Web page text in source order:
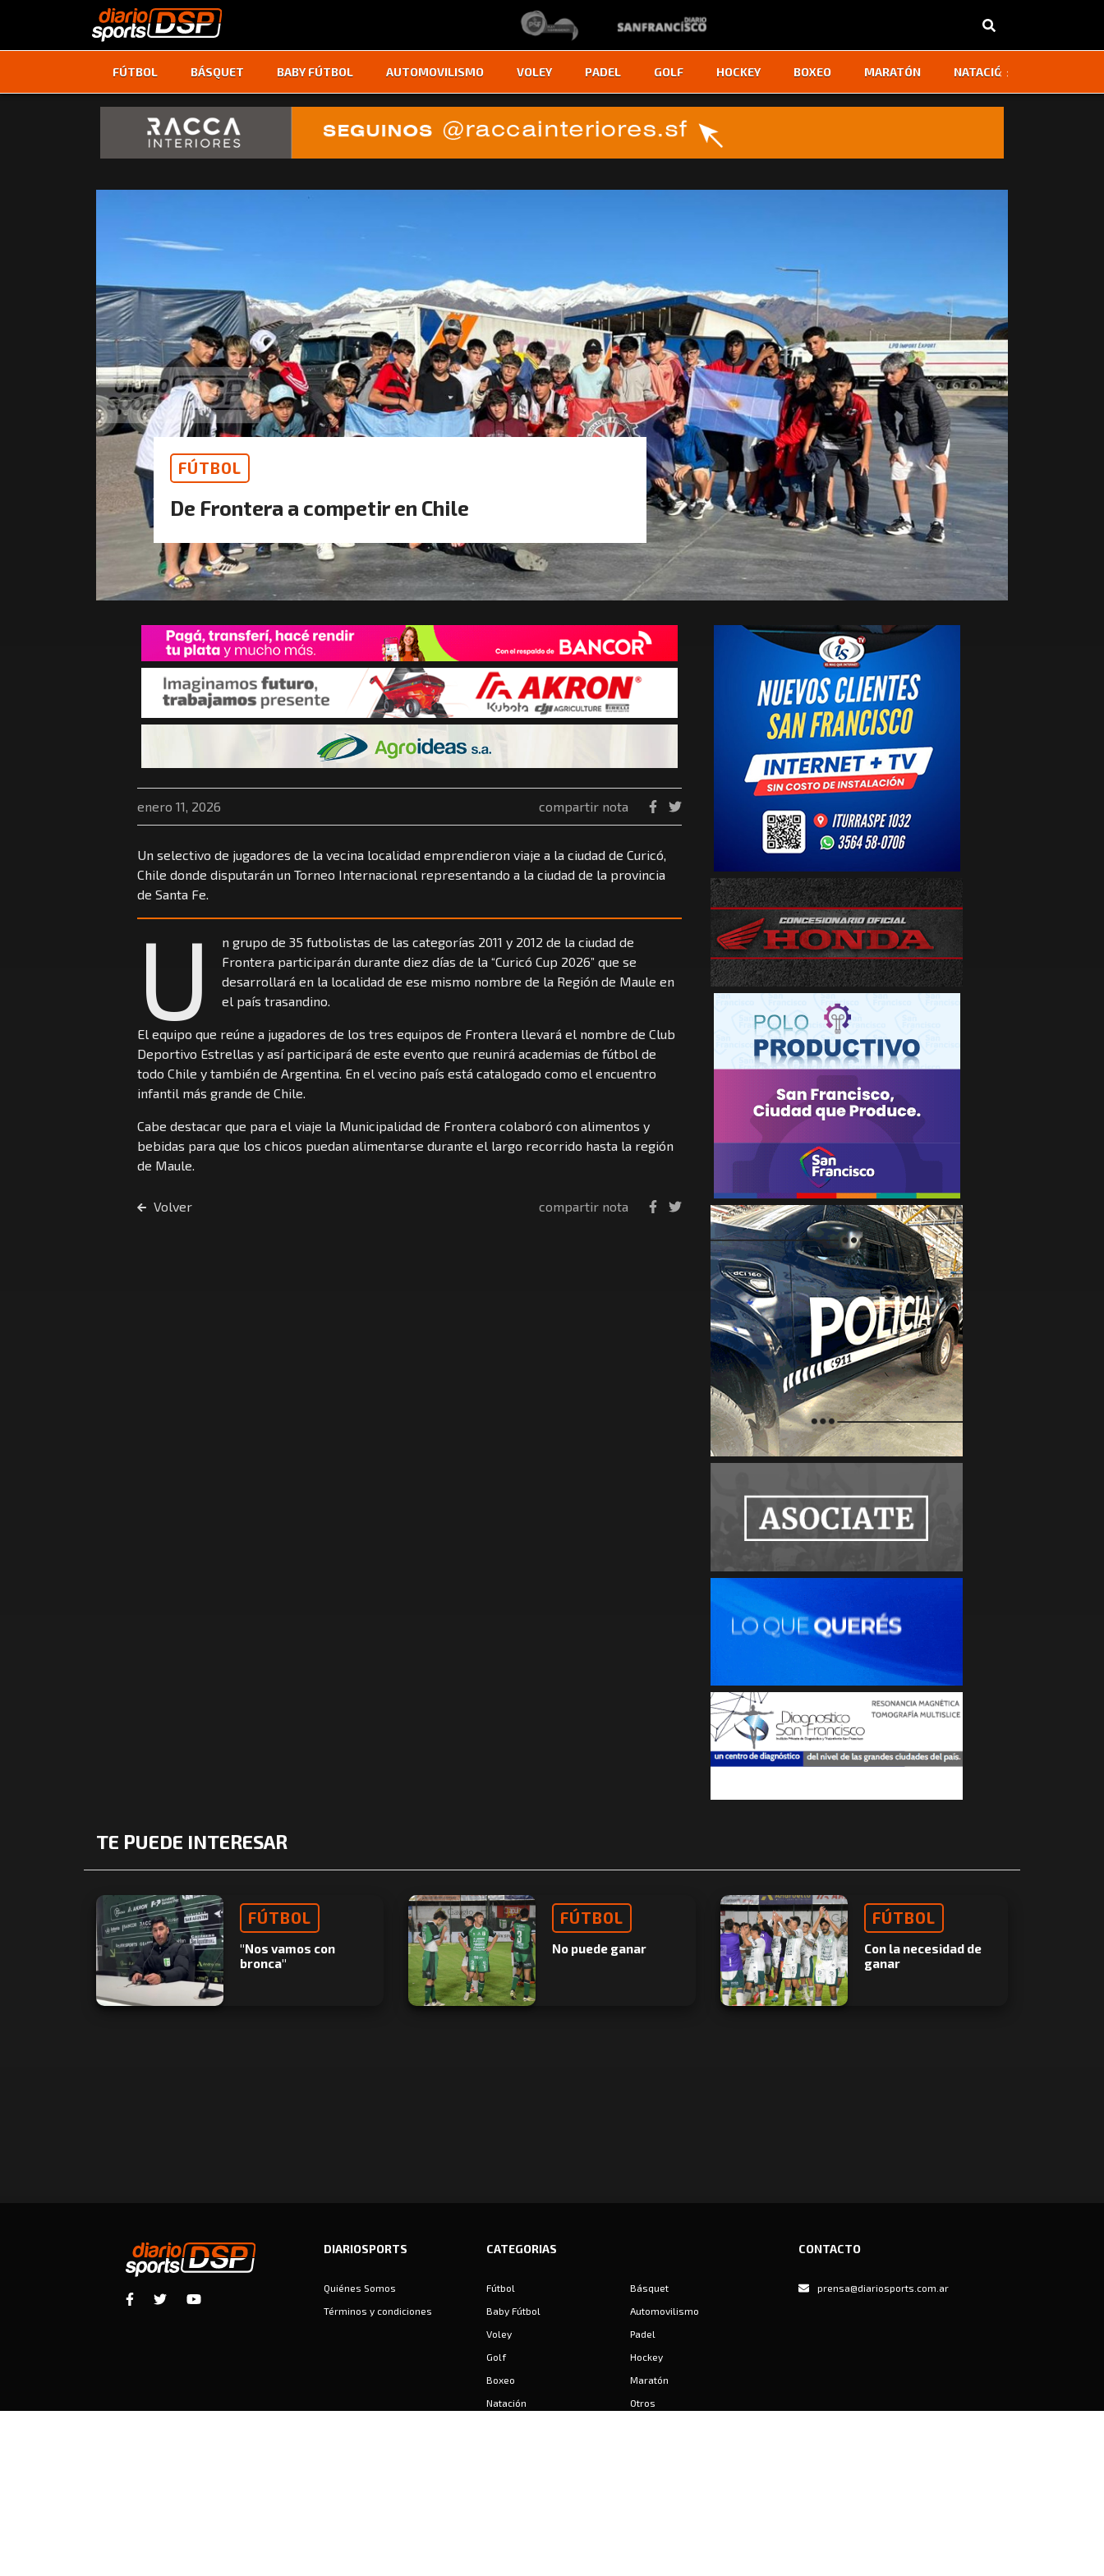
FÚTBOL BÁSQUET BABY FÚTBOL AUTOMOVILISMO VOLEY PADEL GOLF HOCKEY BOXEO MARATÓN NATACIÓN
‹ ›
FÚTBOL
De Frontera a competir en Chile
enero 11, 2026 compartir nota
Un selectivo de jugadores de la vecina localidad emprendieron viaje a la ciudad de Curicó,
Chile donde disputarán un Torneo Internacional representando a la ciudad de la provincia
de Santa Fe.
U
n grupo de 35 futbolistas de las categorías 2011 y 2012 de la ciudad de
Frontera participarán durante diez días de la “Curicó Cup 2026” que se
desarrollará en la localidad de ese mismo nombre de la Región de Maule en
el país trasandino.
El equipo que reúne a jugadores de los tres equipos de Frontera llevará el nombre de Club
Deportivo Estrellas y así participará de este evento que reunirá academias de fútbol de
todo Chile y también de Argentina. En el vecino país está catalogado como el encuentro
infantil más grande de Chile.
Cabe destacar que para el viaje la Municipalidad de Frontera colaboró con alimentos y
bebidas para que los chicos puedan alimentarse durante el largo recorrido hasta la región
de Maule.
Volver compartir nota
TE PUEDE INTERESAR
FÚTBOL
"Nos vamos con
bronca"
FÚTBOL
No puede ganar
FÚTBOL
Con la necesidad de
ganar
DIARIOSPORTS
Quiénes Somos
Términos y condiciones
CATEGORIAS
Fútbol
Básquet
Baby Fútbol
Automovilismo
Voley
Padel
Golf
Hockey
Boxeo
Maratón
Natación
Otros
CONTACTO
prensa@diariosports.com.ar